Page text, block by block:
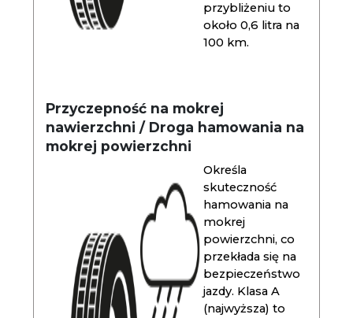
przybliżeniu to
około 0,6 litra na
100 km.
Przyczepność na mokrej
nawierzchni / Droga hamowania na
mokrej powierzchni
Określa
skuteczność
hamowania na
mokrej
powierzchni, co
przekłada się na
bezpieczeństwo
jazdy. Klasa A
(najwyższa) to